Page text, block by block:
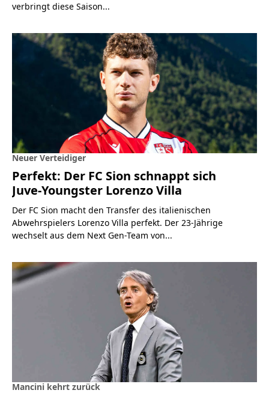
verbringt diese Saison...
Neuer Verteidiger
Perfekt: Der FC Sion schnappt sich
Juve-Youngster Lorenzo Villa
Der FC Sion macht den Transfer des italienischen
Abwehrspielers Lorenzo Villa perfekt. Der 23-Jährige
wechselt aus dem Next Gen-Team von...
Mancini kehrt zurück